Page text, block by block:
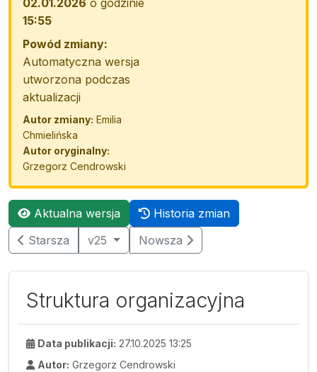
02.01.2026 o godzinie
15:55
Powód zmiany:
Automatyczna wersja
utworzona podczas
aktualizacji
Autor zmiany: Emilia
Chmielińska
Autor oryginalny:
Grzegorz Cendrowski
Aktualna wersja
Historia zmian
Starsza
v25 Nowsza
Struktura organizacyjna
Data publikacji: 27.10.2025 13:25
Autor: Grzegorz Cendrowski